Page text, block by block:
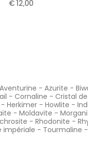
€ 12,00
Aventurine - Azurite -
- Cornaline - Cristal
- Herkimer - Howlite -
- Moldavite -
- Rhodonite -
impériale - Tourmaline -